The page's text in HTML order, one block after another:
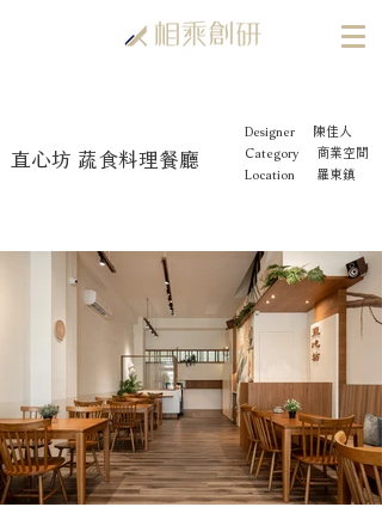
​直心坊 蔬食料理餐廳
Designer 陳佳人
Category 商業空間
Location 羅東鎮